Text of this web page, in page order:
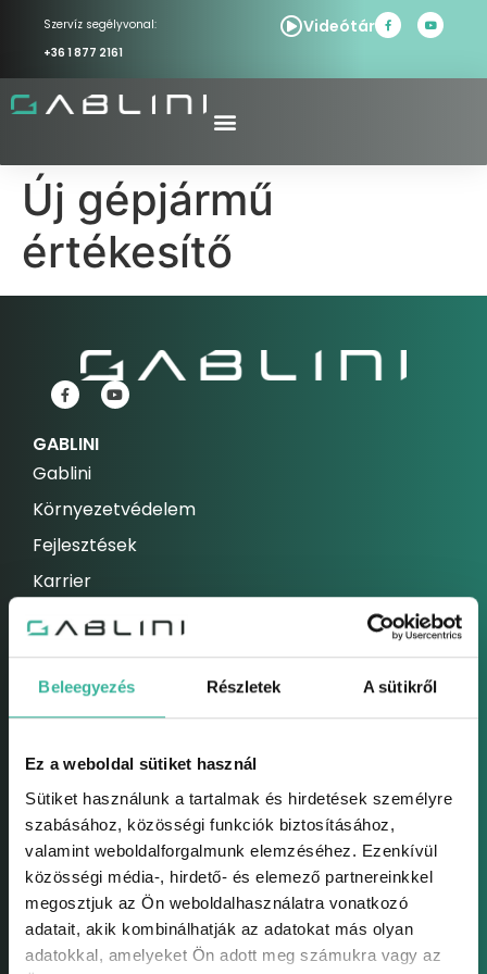
Beleegyezés Részletek A sütikről
Ez a weboldal sütiket használ
Sütiket használunk a tartalmak és hirdetések személyre
szabásához, közösségi funkciók biztosításához,
valamint weboldalforgalmunk elemzéséhez. Ezenkívül
közösségi média-, hirdető- és elemező partnereinkkel
megosztjuk az Ön weboldalhasználatra vonatkozó
adatait, akik kombinálhatják az adatokat más olyan
adatokkal, amelyeket Ön adott meg számukra vagy az
Szervíz segélyvonal:
+36 1 877 2161
Videótár
Új gépjármű
értékesítő
GABLINI
Gablini
Környezetvédelem
Fejlesztések
Karrier
Hírek
Elektromos autók
Használtautók
Használtautó felvásárlás
Bizományos értékesítés
Használt modelljeink